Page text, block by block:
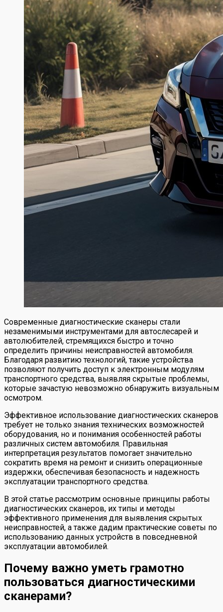
Современные диагностические сканеры стали
незаменимыми инструментами для автослесарей и
автолюбителей, стремящихся быстро и точно
определить причины неисправностей автомобиля.
Благодаря развитию технологий, такие устройства
позволяют получить доступ к электронным модулям
транспортного средства, выявляя скрытые проблемы,
которые зачастую невозможно обнаружить визуальным
осмотром.
Эффективное использование диагностических сканеров
требует не только знания технических возможностей
оборудования, но и понимания особенностей работы
различных систем автомобиля. Правильная
интерпретация результатов помогает значительно
сократить время на ремонт и снизить операционные
издержки, обеспечивая безопасность и надежность
эксплуатации транспортного средства.
В этой статье рассмотрим основные принципы работы
диагностических сканеров, их типы и методы
эффективного применения для выявления скрытых
неисправностей, а также дадим практические советы по
использованию данных устройств в повседневной
эксплуатации автомобилей.
Почему важно уметь грамотно
пользоваться диагностическими
сканерами?